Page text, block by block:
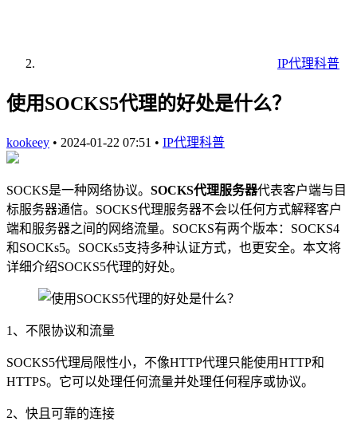
IP代理科普
使用SOCKS5代理的好处是什么？
kookeey • 2024-01-22 07:51 • IP代理科普
SOCKS是一种网络协议。 SOCKS代理服务器代表客户端与目
标服务器通信。SOCKS代理服务器不会以任何方式解释客户
端和服务器之间的网络流量。SOCKS有两个版本：SOCKS4
和SOCKs5。SOCKs5支持多种认证方式，也更安全。本文将
详细介绍SOCKS5代理的好处。
1、不限协议和流量
SOCKS5代理局限性小，不像HTTP代理只能使用HTTP和
HTTPS。它可以处理任何流量并处理任何程序或协议。
2、快且可靠的连接